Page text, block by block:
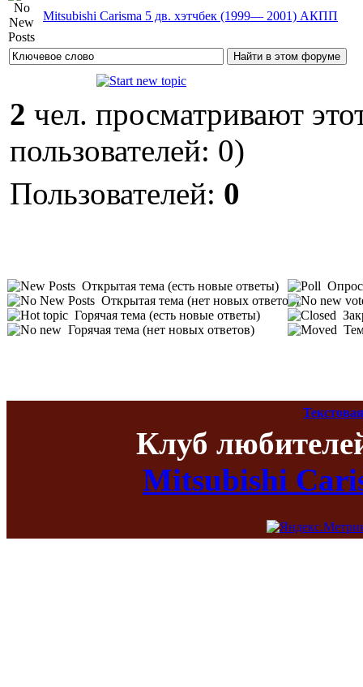
Mitsubishi Carisma 5 дв. хэтчбек (1999— 2001) AКПП
2 чел. просматривают
пользователей: 0)
Пользователей: 0
Открытая тема (есть новые ответы)
Открытая тема (нет новых ответов)
Горячая тема (есть новые ответы)
Горячая тема (нет новых ответов)
Опрос
Клуб
Mitsubishi